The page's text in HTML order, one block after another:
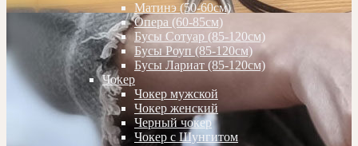
Матинэ (50-60см)
Опера (60-85см)
Бусы Сотуар (85-120см)
Бусы Роуп (85-120см)
Бусы Лариат (85-120см)
Чокер
Чокер мужской
Чокер женский
Черный чокер
Чокер с Шунгитом